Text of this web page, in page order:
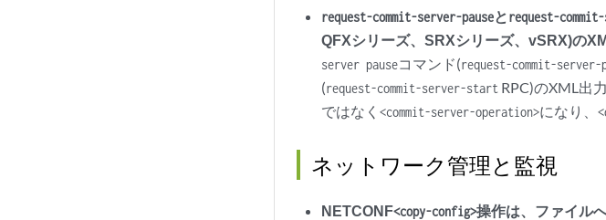
request-commit-server-pauseとrequest-
QFXシリーズ、SRXシリーズ、vSRX)の
server pauseコマンド(request-commit-server-
(request-commit-server-start RPC)のXML出
ではなく<commit-server-operation>になり、
ネットワーク管理と監視
NETCONF<copy-config>操作は、ファイル